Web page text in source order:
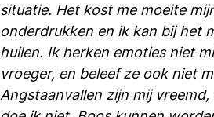
situatie. Het kost me moeite
onderdrukken en ik kan bij het
huilen. Ik herken emoties niet
vroeger, en beleef ze ook niet
Angstaanvallen zijn mij